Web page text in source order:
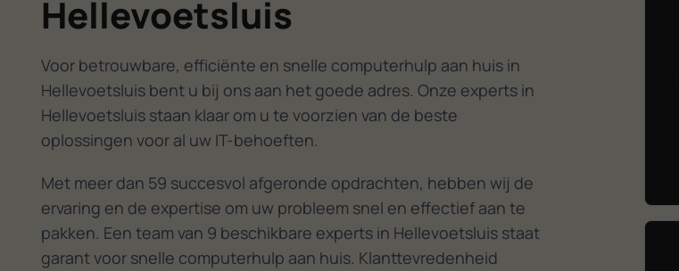
Hellevoetsluis
Voor betrouwbare, efficiënte en snelle computerhulp aan huis in
Hellevoetsluis bent u bij ons aan het goede adres. Onze experts in
Hellevoetsluis staan klaar om u te voorzien van de beste
oplossingen voor al uw IT-behoeften.
Met meer dan 59 succesvol afgeronde opdrachten, hebben wij de
ervaring en de expertise om uw probleem snel en effectief aan te
pakken. Een team van 9 beschikbare experts in Hellevoetsluis staat
garant voor snelle computerhulp aan huis. Klanttevredenheid